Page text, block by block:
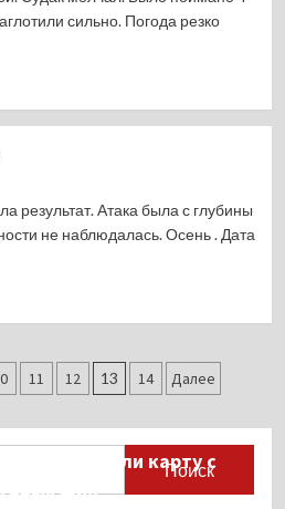
сильно. Погода резко
результат. Атака была с глубины
не наблюдалась. Осень . Дата
11 12 13 14 Далее
разработали карту с
шин